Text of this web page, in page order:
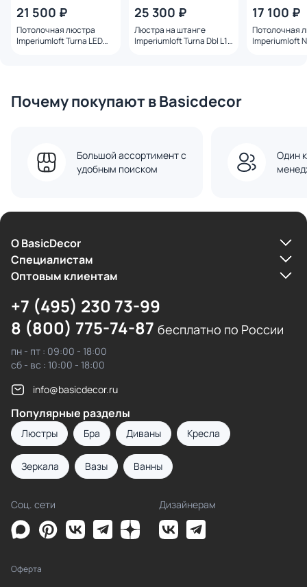
21 500 ₽
Потолочная люстра
Imperiumloft Turna LED
25 300 ₽
Люстра на штанге
Imperiumloft Turna Dbl L10
17 100 ₽
Потолочная
Imperiumloft
Почему покупают в Basicdecor
Большой ассортимент с
удобным поиском
Один
О BasicDecor
Cпециалистам
Оптовым клиентам
+7 (495) 230 73-99
8 (800) 775-74-87 бесплатно по России
пн - пт : 09:00 - 18:00
сб - вс : 10:00 - 18:00
info@basicdecor.ru
Популярные разделы
Люстры Бра Диваны Кресла
Зеркала Вазы Ванны
Соц. сети Дизайнерам
Оферта